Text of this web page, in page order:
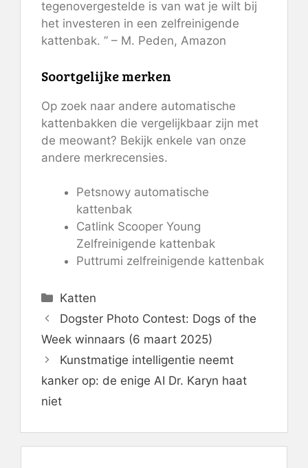
tegenovergestelde is van wat je wilt bij
het investeren in een zelfreinigende
kattenbak. ” – M. Peden, Amazon
Soortgelijke merken
Op zoek naar andere automatische
kattenbakken die vergelijkbaar zijn met
de meowant? Bekijk enkele van onze
andere merkrecensies.
Petsnowy automatische
kattenbak
Catlink Scooper Young
Zelfreinigende kattenbak
Puttrumi zelfreinigende kattenbak
Categorieën
Katten
Dogster Photo Contest: Dogs of the
Week winnaars (6 maart 2025)
Kunstmatige intelligentie neemt
kanker op: de enige AI Dr. Karyn haat
niet